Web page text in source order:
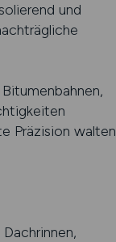
und
Präzision walten